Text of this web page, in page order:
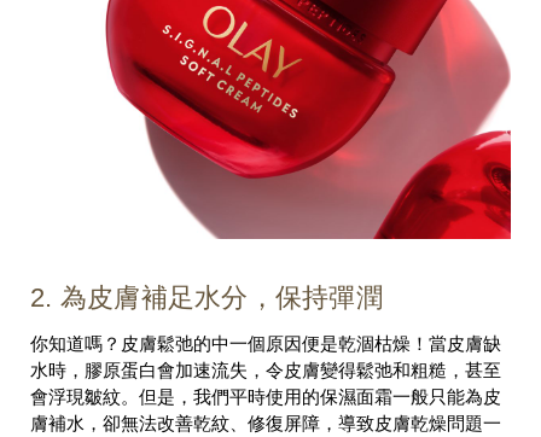
2. 為皮膚補足水分，保持彈潤
你知道嗎？皮膚鬆弛的中一個原因便是乾涸枯燥！當皮膚缺
水時，膠原蛋白會加速流失，令皮膚變得鬆弛和粗糙，甚至
會浮現皺紋。但是，我們平時使用的保濕面霜一般只能為皮
膚補水，卻無法改善乾紋、修復屏障，導致皮膚乾燥問題一